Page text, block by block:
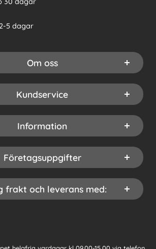
5 dagar
Om oss
Kundservice
Information
Företagsuppgifter
frakt och leverans med: